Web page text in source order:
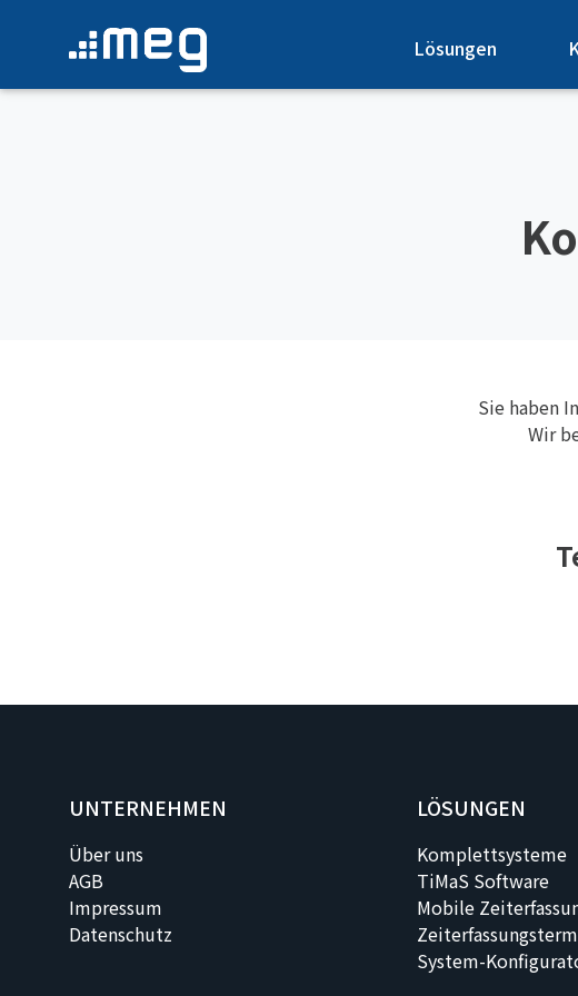
Lösungen
Sie haben
Wir
UNTERNEHMEN
Über uns
AGB
Impressum
Datenschutz
LÖSUNGEN
Komplettsysteme
TiMaS Software
Mobile
System-